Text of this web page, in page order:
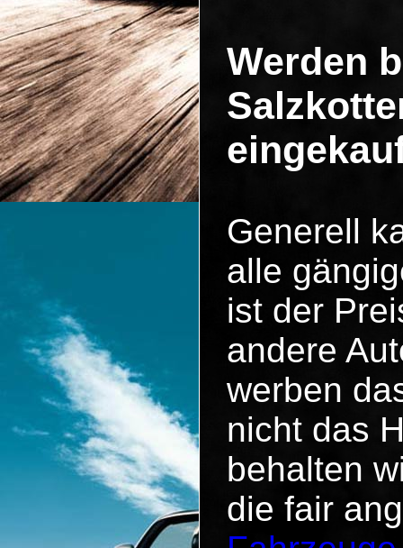
Werden
Generell
alle
ist der
andere
werben
nicht das
behalten
die fair